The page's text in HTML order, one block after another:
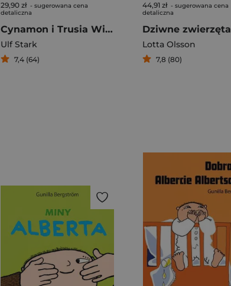
29,90 zł - sugerowana cena
detaliczna
Cynamon i Trusia Wierszyki o złości i radości
Ulf Stark
7,4 (64)
44,91 zł - sugerowana cena
detaliczna
Dziwne zwierzęta
Lotta Olsson
7,8 (80)